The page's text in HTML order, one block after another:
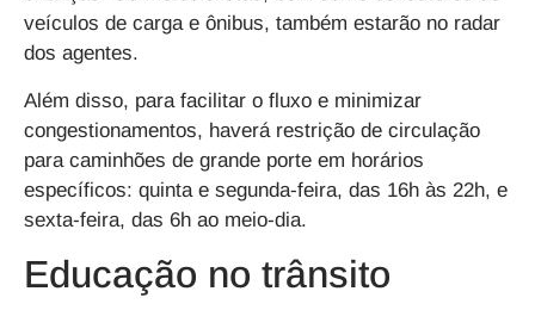
veículos de carga e ônibus, também estarão no radar
dos agentes.
Além disso, para facilitar o fluxo e minimizar
congestionamentos, haverá restrição de circulação
para caminhões de grande porte em horários
específicos: quinta e segunda-feira, das 16h às 22h, e
sexta-feira, das 6h ao meio-dia.
Educação no trânsito